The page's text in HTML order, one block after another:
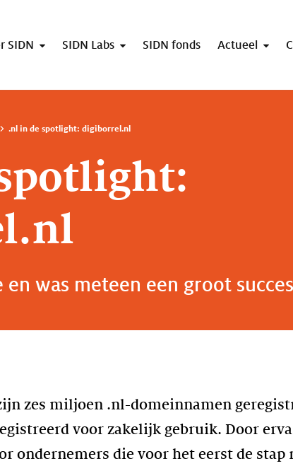
SIDN SIDN Labs SIDN fonds Actueel
.nl in de spotlight: digiborrel.nl
was meteen een groot
zes miljoen .nl-domeinnamen
voor zakelijk gebruik. Door
ondernemers die voor het eerst de stap